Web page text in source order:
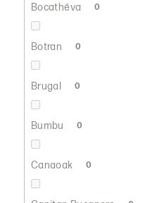
Bocathéva 0
Botran 0
Brugal 0
Bumbu 0
Canaoak 0